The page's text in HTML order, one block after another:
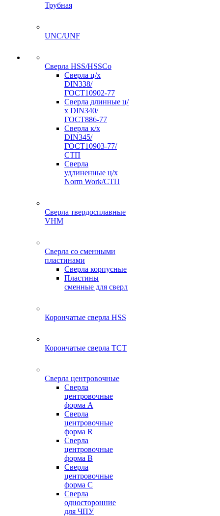
Трубная
UNC/UNF
Сверла HSS/HSSCo
Сверла ц/х
DIN338/
ГОСТ10902-77
Сверла длинные ц/
х DIN340/
ГОСТ886-77
Сверла к/х
DIN345/
ГОСТ10903-77/
СТП
Сверла
удлиненные ц/х
Norm Work/СТП
Сверла твердосплавные
VHM
Сверла со сменными
пластинами
Сверла корпусные
Пластины
сменные для сверл
Корончатые сверла HSS
Корончатые сверла TCT
Сверла центровочные
Сверла
центровочные
форма A
Сверла
центровочные
форма R
Сверла
центровочные
форма B
Сверла
центровочные
форма C
Сверла
односторонние
для ЧПУ